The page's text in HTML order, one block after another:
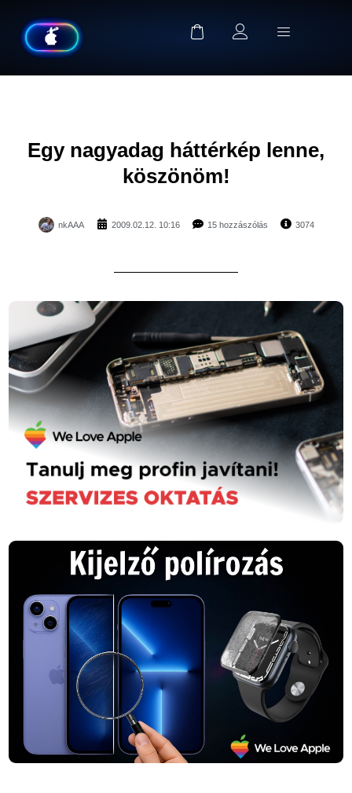
Egy nagyadag háttérkép lenne,
köszönöm!
nkAAA 2009.02.12. 10:16 15 hozzászólás 3074